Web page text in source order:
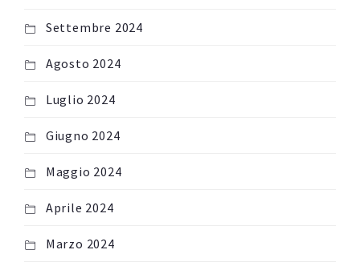
Settembre 2024
Agosto 2024
Luglio 2024
Giugno 2024
Maggio 2024
Aprile 2024
Marzo 2024